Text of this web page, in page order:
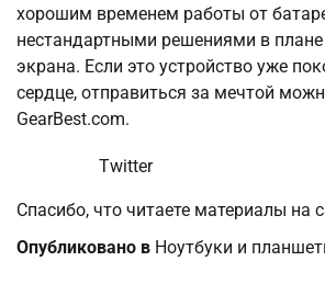
хорошим временем работы от
нестандартными решениями в плане
экрана. Если это устройство уже
сердце, отправиться за мечтой
GearBest.com.
Twitter
Спасибо, что читаете материалы на
Опубликовано в Ноутбуки и